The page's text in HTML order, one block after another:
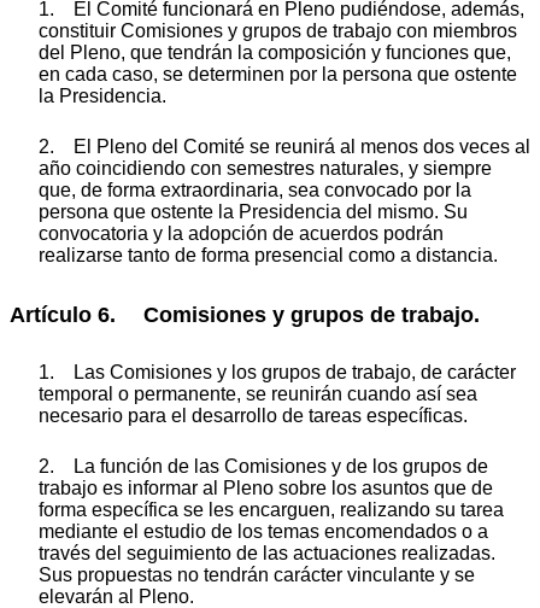
1. El Comité funcionará en Pleno pudiéndose, además,
constituir Comisiones y grupos de trabajo con miembros
del Pleno, que tendrán la composición y funciones que,
en cada caso, se determinen por la persona que ostente
la Presidencia.
2. El Pleno del Comité se reunirá al menos dos veces al
año coincidiendo con semestres naturales, y siempre
que, de forma extraordinaria, sea convocado por la
persona que ostente la Presidencia del mismo. Su
convocatoria y la adopción de acuerdos podrán
realizarse tanto de forma presencial como a distancia.
Artículo 6. Comisiones y grupos de trabajo.
1. Las Comisiones y los grupos de trabajo, de carácter
temporal o permanente, se reunirán cuando así sea
necesario para el desarrollo de tareas específicas.
2. La función de las Comisiones y de los grupos de
trabajo es informar al Pleno sobre los asuntos que de
forma específica se les encarguen, realizando su tarea
mediante el estudio de los temas encomendados o a
través del seguimiento de las actuaciones realizadas.
Sus propuestas no tendrán carácter vinculante y se
elevarán al Pleno.